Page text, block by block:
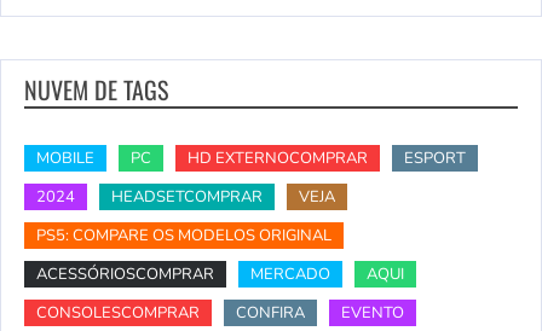
NUVEM DE TAGS
MOBILE PC HD EXTERNOCOMPRAR
ESPORT
2024
HEADSETCOMPRAR
VEJA
PS5: COMPARE OS MODELOS ORIGINAL
ACESSÓRIOSCOMPRAR
MERCADO
AQUI
CONSOLESCOMPRAR
CONFIRA
EVENTO